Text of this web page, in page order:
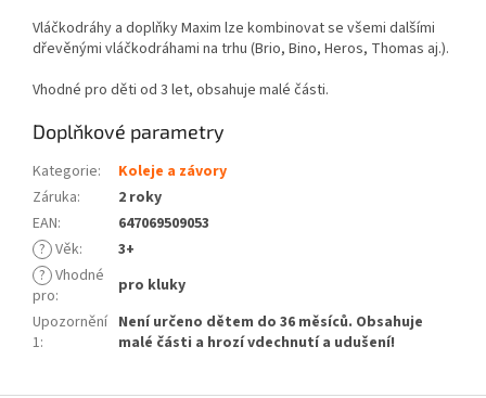
Vláčkodráhy a doplňky Maxim lze kombinovat se všemi dalšími
dřevěnými vláčkodráhami na trhu (Brio, Bino, Heros, Thomas aj.).
Vhodné pro děti od 3 let, obsahuje malé části.
Doplňkové parametry
Kategorie:
Koleje a závory
Záruka:
2 roky
EAN:
647069509053
? Věk:
3+
? Vhodné
pro:
pro kluky
Upozornění
1:
Není určeno dětem do 36 měsíců. Obsahuje
malé části a hrozí vdechnutí a udušení!